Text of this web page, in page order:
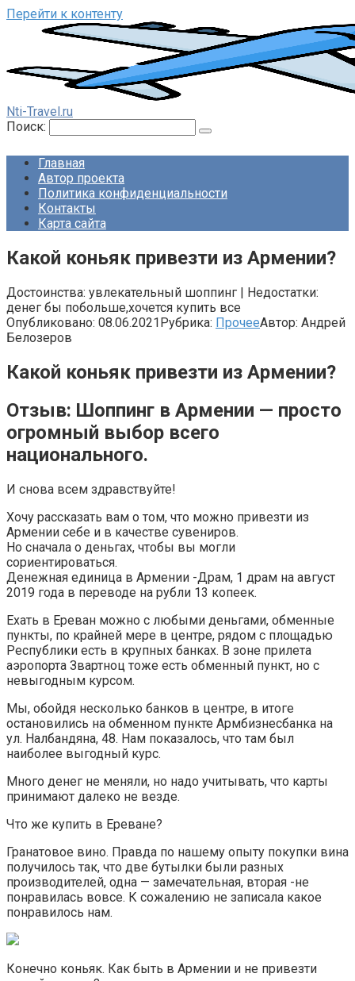
Перейти к контенту
Nti-Travel.ru
Поиск:
Главная
Автор проекта
Политика конфиденциальности
Контакты
Карта сайта
Какой коньяк привезти из Армении?
Достоинства: увлекательный шоппинг | Недостатки:
денег бы побольше,хочется купить все
Опубликовано: 08.06.2021Рубрика: ПрочееАвтор: Андрей
Белозеров
Какой коньяк привезти из Армении?
Отзыв: Шоппинг в Армении — просто
огромный выбор всего
национального.
И снова всем здравствуйте!
Хочу рассказать вам о том, что можно привезти из
Армении себе и в качестве сувениров.
Но сначала о деньгах, чтобы вы могли
сориентироваться.
Денежная единица в Армении -Драм, 1 драм на август
2019 года в переводе на рубли 13 копеек.
Ехать в Ереван можно с любыми деньгами, обменные
пункты, по крайней мере в центре, рядом с площадью
Республики есть в крупных банках. В зоне прилета
аэропорта Звартноц тоже есть обменный пункт, но с
невыгодным курсом.
Мы, обойдя несколько банков в центре, в итоге
остановились на обменном пункте Армбизнесбанка на
ул. Налбандяна, 48. Нам показалось, что там был
наиболее выгодный курс.
Много денег не меняли, но надо учитывать, что карты
принимают далеко не везде.
Что же купить в Ереване?
Гранатовое вино. Правда по нашему опыту покупки вина
получилось так, что две бутылки были разных
производителей, одна — замечательная, вторая -не
понравилась вовсе. К сожалению не записала какое
понравилось нам.
Конечно коньяк. Как быть в Армении и не привезти